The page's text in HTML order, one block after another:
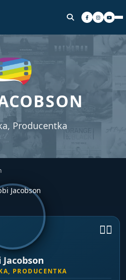
Producentka
🏳️‍🌈
Jacobson
PRODUCENTKA